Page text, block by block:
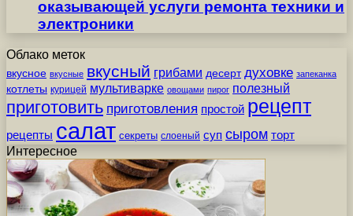
оказывающей услуги ремонта техники и
электроники
Облако меток
вкусное вкусные вкусный грибами десерт духовке запеканка
котлеты курицей мультиварке овощами пирог полезный
приготовить приготовления простой рецепт
рецепты салат секреты слоеный суп сыром торт
Интересное